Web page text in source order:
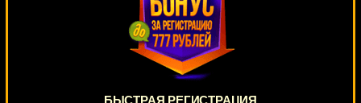
БЫСТРАЯ РЕГИСТРАЦИЯ